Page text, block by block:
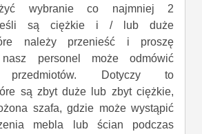
wybranie co najmniej 2
jeśli są ciężkie i / lub duże
należy przenieść i proszę
personel może odmówić
przedmiotów. Dotyczy to
są zbyt duże lub zbyt ciężkie,
szafa, gdzie może wystąpić
mebla lub ścian podczas